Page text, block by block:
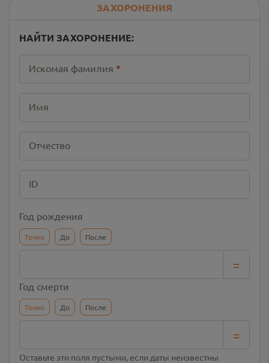
ЗАХОРОНЕНИЯ
НАЙТИ ЗАХОРОНЕНИЕ:
Искомая фамилия *
Имя
Отчество
ID
Год рождения
Точно До После
=
Год смерти
Точно До После
=
Оставьте эти поля пустыми, если даты неизвестны